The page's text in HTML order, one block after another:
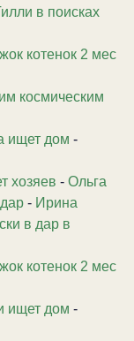
в поисках
котенок 2 мес
космическим
ищет дом -
хозяев - Ольга
- Ирина
в дар в
котенок 2 мес
ищет дом -